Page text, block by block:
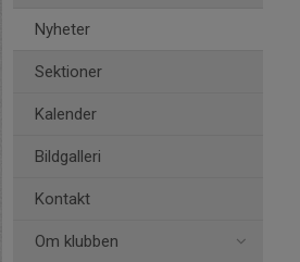
Nyheter
Sektioner
Kalender
Bildgalleri
Kontakt
Om klubben